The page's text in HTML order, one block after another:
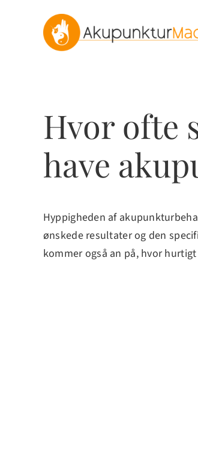
Hvor ofte
have
Hyppigheden af
ønskede resultater og den
kommer også an på, hvor